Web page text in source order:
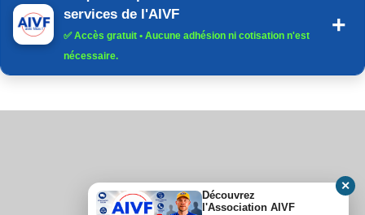
services de l'AIVF
✅Accès gratuit • Aucune adhésion ni cotisation n'est
nécessaire.
Découvrez
l'Association AIVF
✕